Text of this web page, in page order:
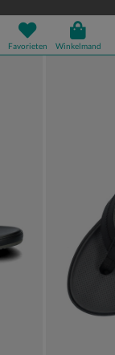
Favorieten Winkelmand